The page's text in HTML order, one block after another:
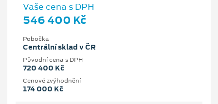
Vaše cena s DPH
546 400 Kč
Pobočka
Centrální sklad v ČR
Původní cena s DPH
720 400 Kč
Cenové zvýhodnění
174 000 Kč